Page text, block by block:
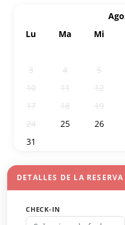
Lu
Ma Mi
3
4 5
10
11 12
17
18 19
24
25 26
31
DETALLES DE LA RESERVA
CHECK-IN